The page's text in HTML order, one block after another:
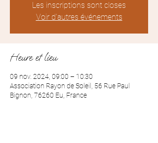
Les inscriptions sont closes
Voir d'autres événements
Heure et lieu
09 nov. 2024, 09:00 – 10:30
Association Rayon de Soleil, 56 Rue Paul
Bignon, 76260 Eu, France